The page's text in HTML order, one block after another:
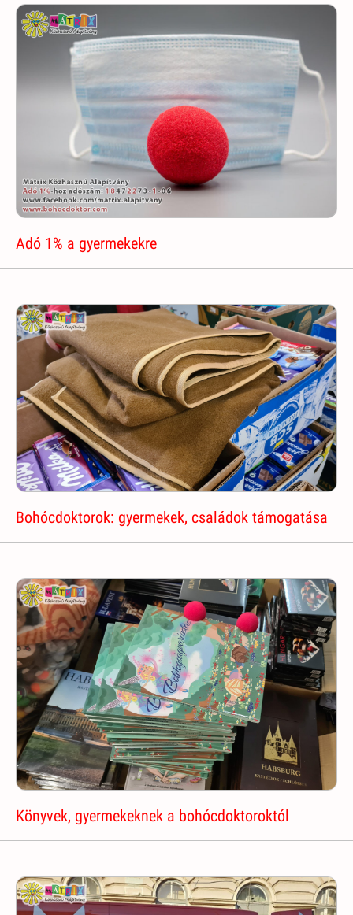
Adó 1% a gyermekekre
Bohócdoktorok: gyermekek, családok támogatása
Könyvek, gyermekeknek a bohócdoktoroktól